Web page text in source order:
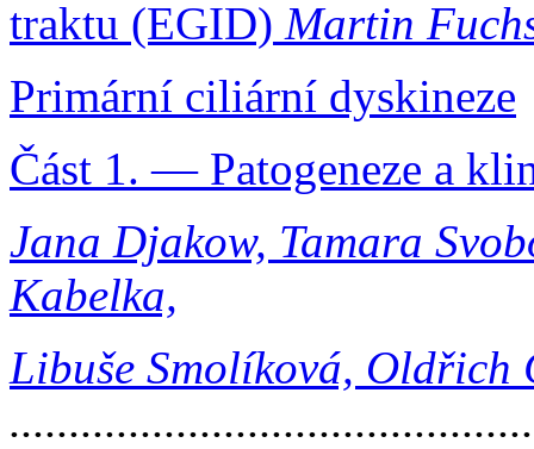
traktu (EGID) Martin
Primární ciliární dyskineze
Část 1. — Patogeneze a
Jana Djakow, Tamara
Kabelka,
Libuše Smolíková, Oldřich